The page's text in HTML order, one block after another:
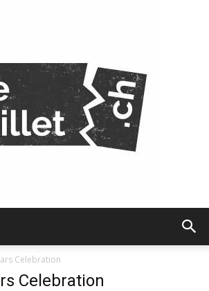
Celebration
Celebration